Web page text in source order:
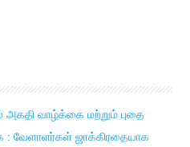
அகதி வாழ்க்கை மற்றும் புதை
: வேளாளர்கள் ஜாக்கிரதையாக